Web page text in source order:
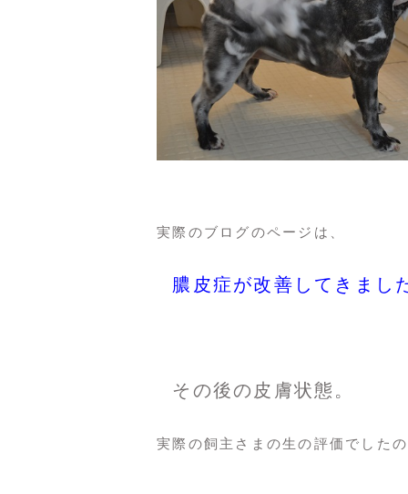
実際のブログのページは、
膿皮症が改善してきまし
その後の皮膚状態。
実際の飼主さまの生の評価でした